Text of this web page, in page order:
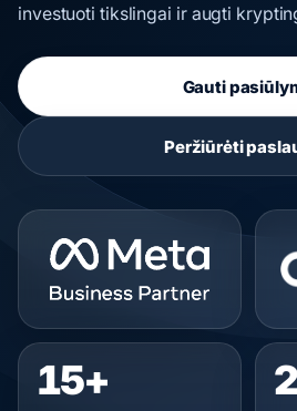
investuoti tikslingai ir augti
Gauti
Peržiūrėti
15+